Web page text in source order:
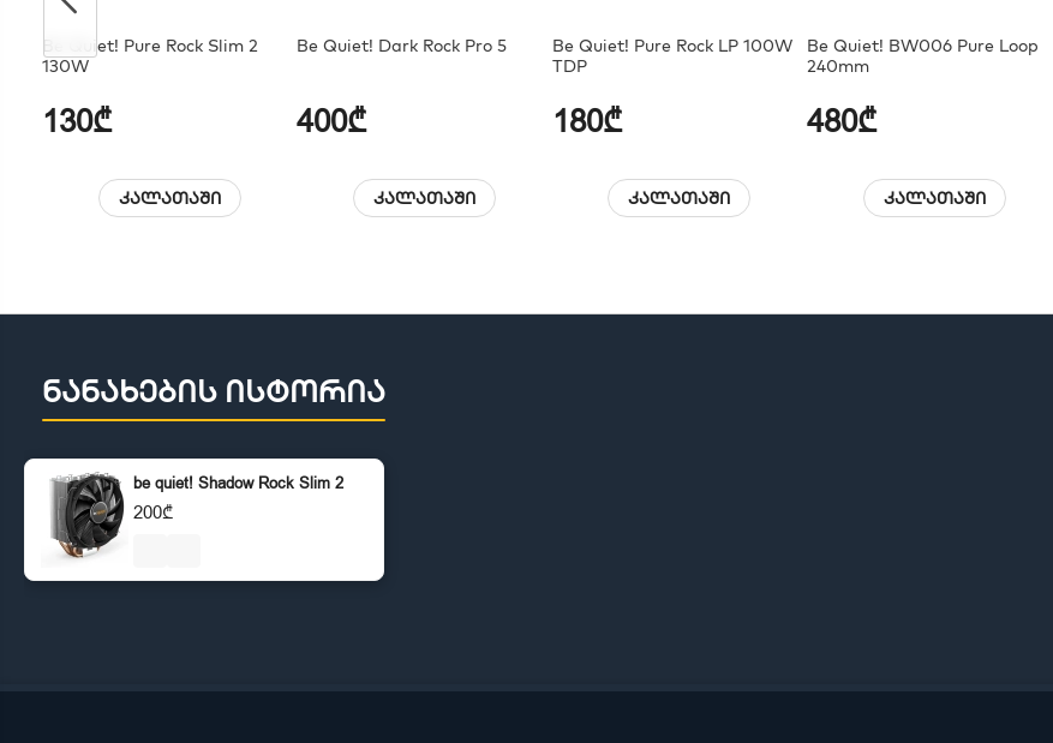
Be Quiet! Pure Rock Slim 2
130W
130₾
კალათაში
Be Quiet! Dark Rock Pro 5
400₾
კალათაში
Be Quiet! Pure Rock LP 100W
TDP
180₾
კალათაში
Be Quiet! BW006 Pure Loop
240mm
480₾
კალათაში
ნანახების ისტორია
be quiet! Shadow Rock Slim 2
200₾